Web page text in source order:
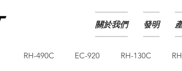
關於我們 發明
RH-490C EC-920 RH-130C